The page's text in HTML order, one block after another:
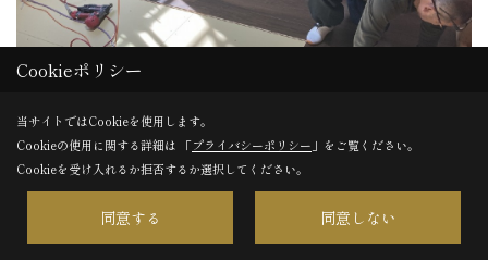
フローリングを張っています。
Cookieポリシー
当サイトではCookieを使用します。
Cookieの使用に関する詳細は 「プライバシーポリシー 」をご覧ください。
Cookieを受け入れるか拒否するか選択してください。
同意する 同意しない